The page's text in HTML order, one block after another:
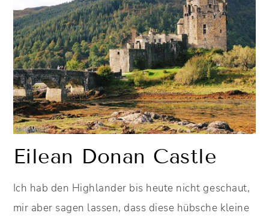
Eilean Donan Castle
Ich hab den Highlander bis heute nicht geschaut,
mir aber sagen lassen, dass diese hübsche kleine